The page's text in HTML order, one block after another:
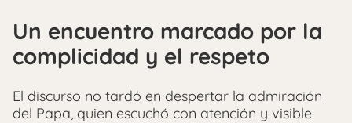
Un encuentro marcado por la
complicidad y el respeto
El discurso no tardó en despertar la admiración
del Papa, quien escuchó con atención y visible